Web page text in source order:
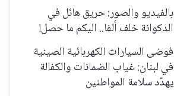
بالفيديو والصور: حريق هائل في
الدكوانة خلف ألفا.. اليكم ما حصل!
فوضى السيارات الكهربائية الصينية
في لبنان: غياب الضمانات والكفالة
يهدّد سلامة المواطنين